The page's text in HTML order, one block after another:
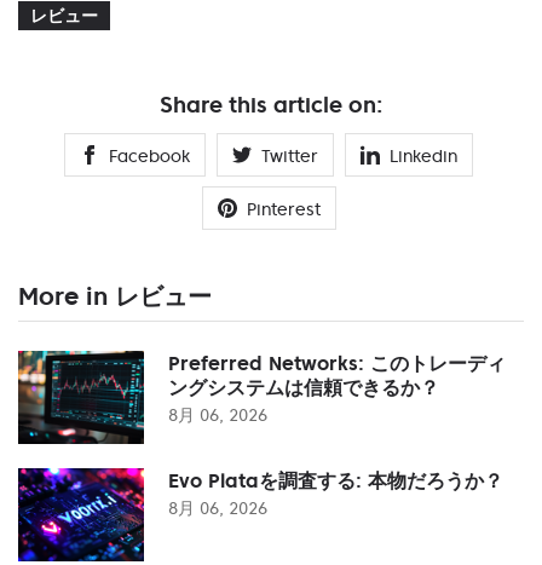
レビュー
Share this article on:
Facebook Twitter Linkedin
Pinterest
More in レビュー
Preferred Networks: このトレーディ
ングシステムは信頼できるか？
8月 06, 2026
Evo Plataを調査する: 本物だろうか？
8月 06, 2026